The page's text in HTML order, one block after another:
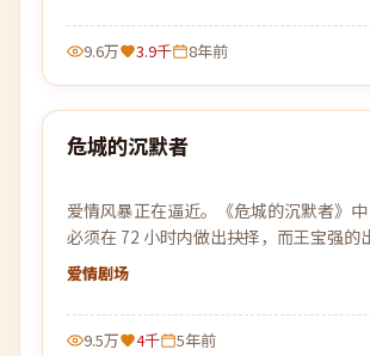
9.6万 3.9千 8年前
热门
危城的沉默者
爱情风暴正在逼近。《危城的沉默者》
必须在 72 小时内做出抉择，而王宝强的
划被彻底打乱。
爱情剧场
9.5万 4千 5年前